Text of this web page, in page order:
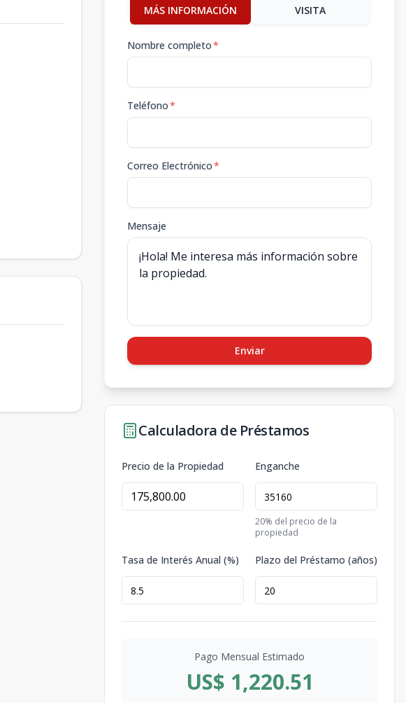
MÁS INFORMACIÓN VISITA
Nombre completo*
Teléfono*
Correo Electrónico*
Mensaje
Enviar
Calculadora de Préstamos
Precio de la Propiedad Enganche
20% del precio de la
propiedad
Tasa de Interés Anual (%) Plazo del Préstamo (años)
Pago Mensual Estimado
US$ 1,220.51